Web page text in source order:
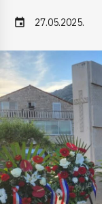
event 27.05.2025.